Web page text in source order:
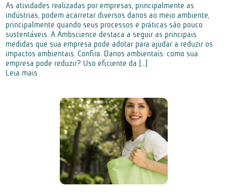
As atividades realizadas por empresas, principalmente as
indústrias, podem acarretar diversos danos ao meio ambiente,
principalmente quando seus processos e práticas são pouco
sustentáveis. A Ambscience destaca a seguir as principais
medidas que sua empresa pode adotar para ajudar a reduzir os
impactos ambientais. Confira. Danos ambientais: como sua
empresa pode reduzir? Uso eficiente da […]
Leia mais